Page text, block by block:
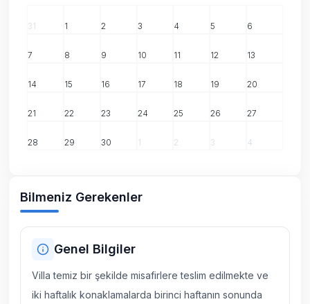
31 1 2 3 4 5 6
7 8 9 10 11 12 13
14 15 16 17 18 19 20
21 22 23 24 25 26 27
28 29 30 1 2 3 4
Bilmeniz Gerekenler
Genel Bilgiler
Villa temiz bir şekilde misafirlere teslim edilmekte ve
iki haftalık konaklamalarda birinci haftanın sonunda